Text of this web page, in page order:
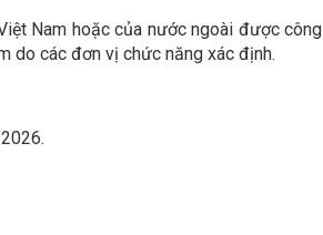
Nam hoặc của nước ngoài được công
do các đơn vị chức năng xác định.